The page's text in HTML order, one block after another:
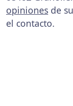
opiniones de
el contacto.